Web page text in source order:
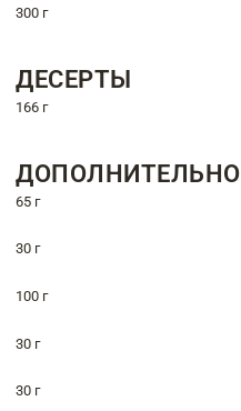
300 г
ДЕСЕРТЫ
166 г
ДОПОЛНИТЕЛЬНО
65 г
30 г
100 г
30 г
30 г